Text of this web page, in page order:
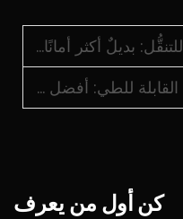
أكثر أمانًا للمشي لكبار السن
الخيارات لكبار السن النشيطين
كنأول من يعرف